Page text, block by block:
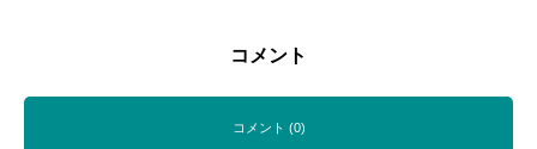
コメント
コメント (0)